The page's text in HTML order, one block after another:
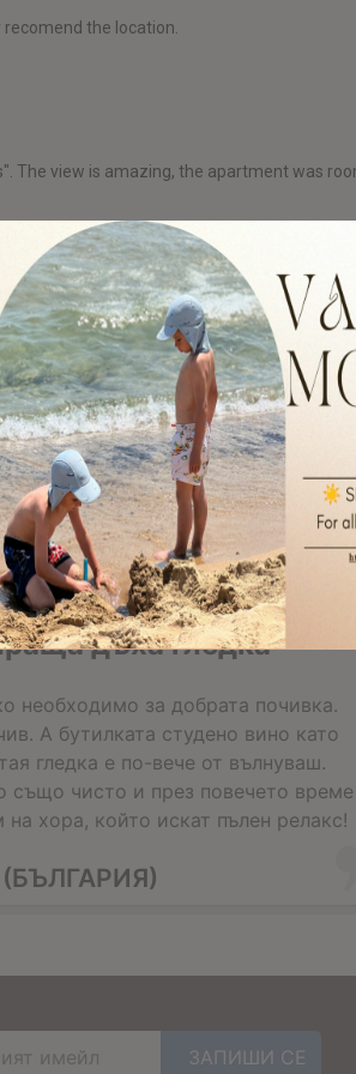
the location.
The view is amazing, the apartment was
and the roads are very very bad, No
apartment was great, the view was fantastic,
дъха гледка
необходимо за добрата почивка.
А бутилката студено вино като
гледка е по-вече от вълнуваш.
също чисто и през повечето време
хора, който искат пълен релакс!